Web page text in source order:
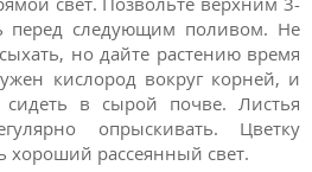
перед следующим поливом. Не
но дайте растению время
кислород вокруг корней, и
в сырой почве. Листья
опрыскивать. Цветку
хороший рассеянный свет.